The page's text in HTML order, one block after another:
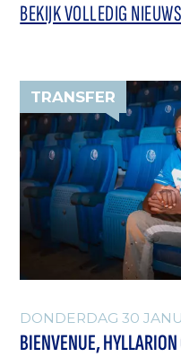
BEKIJK VOLLEDIG
TRANSFER
DONDERDAG 30
BIENVENUE, HYLLARION